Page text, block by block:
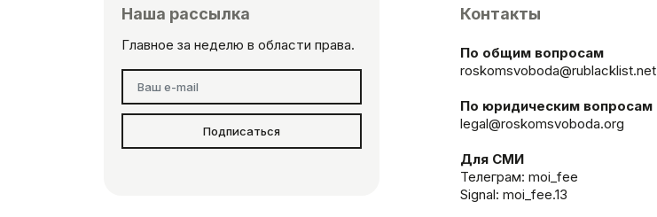
Наша рассылка
Главное за неделю в области права.
Подписаться
Контакты
По общим вопросам
roskomsvoboda@rublacklist.net
По юридическим вопросам
legal@roskomsvoboda.org
Для СМИ
Телеграм: moi_fee
Signal: moi_fee.13